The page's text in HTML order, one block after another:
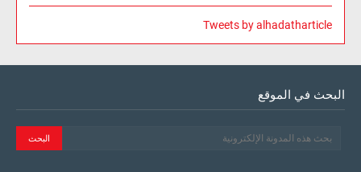
Tweets by alhadatharticle
البحث في الموقع